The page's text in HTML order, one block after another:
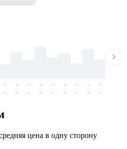
-
-
-
-
-
-
-
-
-
-
-
-
-
-
-
-
-
-
цена в одну сторону